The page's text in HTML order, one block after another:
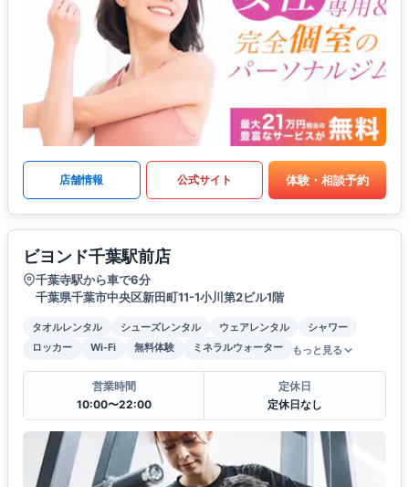
店舗情報 公式サイト 体験・相談予約
ビヨンド千葉駅前店
千葉寺駅から車で6分
千葉県千葉市中央区新田町11-1小川第2ビル1階
タオルレンタル シューズレンタル ウェアレンタル
シャワー
ロッカー
Wi-Fi 無料体験 ミネラルウォーター もっと見る
営業時間
10:00〜22:00
定休日
定休日なし